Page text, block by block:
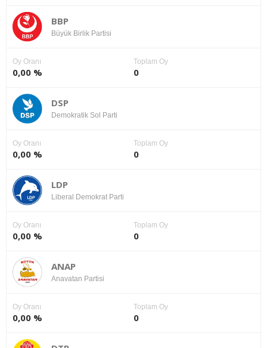
BBP
Büyük Birlik Partisi
Oy Oranı
0,00 %
Toplam Oy
0
DSP
Demokratik Sol Parti
Oy Oranı
0,00 %
Toplam Oy
0
LDP
Liberal Demokrat Parti
Oy Oranı
0,00 %
Toplam Oy
0
ANAP
Anavatan Partisi
Oy Oranı
0,00 %
Toplam Oy
0